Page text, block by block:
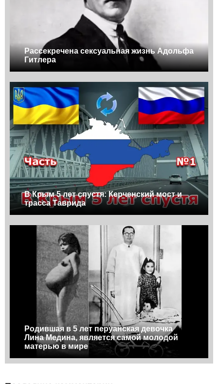
Рассекречена сексуальная жизнь Адольфа
Гитлера
В Крым 5 лет спустя: Керченский мост и
трасса Таврида
Родившая в 5 лет перуанская девочка
Лина Медина, является самой молодой
матерью в мире